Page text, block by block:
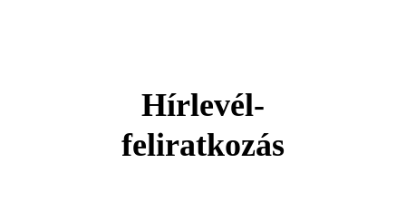
Hírlevél-
feliratkozás